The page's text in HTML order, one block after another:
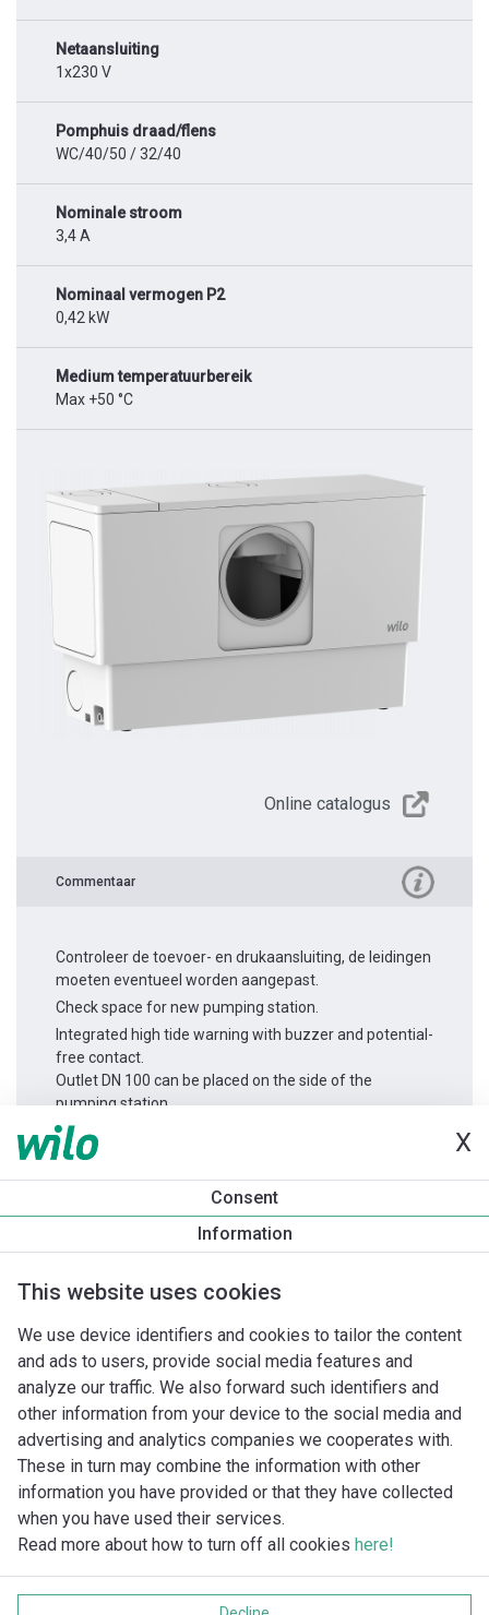
X
Consent
Information
This website uses cookies
We use device identifiers and cookies to tailor the content
and ads to users, provide social media features and
analyze our traffic. We also forward such identifiers and
other information from your device to the social media and
advertising and analytics companies we cooperates with.
These in turn may combine the information with other
information you have provided or that they have collected
when you have used their services.
Read more about how to turn off all cookies here!
Netaansluiting
1x230 V
Pomphuis draad/flens
WC/40/50 / 32/40
Nominale stroom
3,4 A
Nominaal vermogen P2
0,42 kW
Medium temperatuurbereik
Max +50 °C
Online catalogus
Commentaar
Controleer de toevoer- en drukaansluiting, de leidingen
moeten eventueel worden aangepast.
Check space for new pumping station.
Integrated high tide warning with buzzer and potential-
free contact.
Outlet DN 100 can be placed on the side of the
pumping station.
Productinformatie
Gegevensbescherming